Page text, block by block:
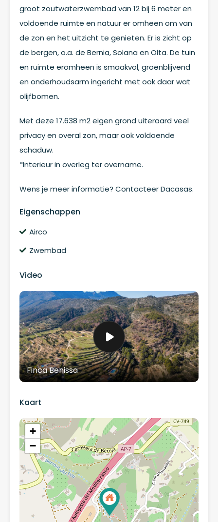
groot zoutwaterzwembad van 12 bij 6 meter en
voldoende ruimte en natuur er omheen om van
de zon en het uitzicht te genieten. Er is zicht op
de bergen, o.a. de Bernia, Solana en Olta. De tuin
en ruimte eromheen is smaakvol, groenblijvend
en onderhoudsarm ingericht met ook daar wat
olijfbomen.
Met deze 17.638 m2 eigen grond uiteraard veel
privacy en overal zon, maar ook voldoende
schaduw.
*Interieur in overleg ter overname.
Wens je meer informatie? Contacteer Dacasas.
Eigenschappen
Airco
Zwembad
Video
Finca Benissa
Kaart
+
−